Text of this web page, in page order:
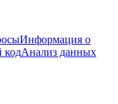
Информация о
кодАнализ данных